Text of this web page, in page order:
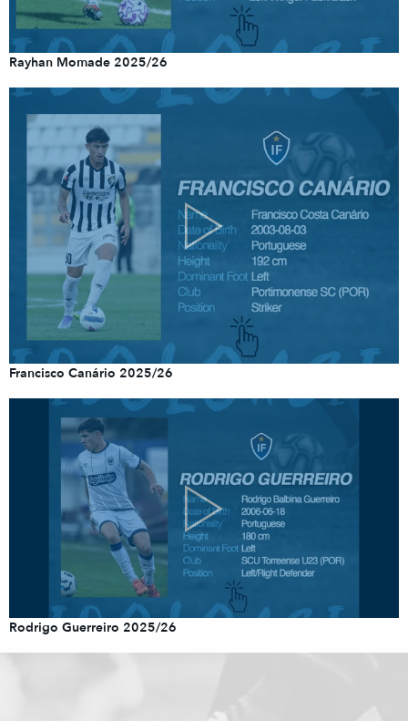
Rayhan Momade 2025/26
Francisco Canário 2025/26
Rodrigo Guerreiro 2025/26